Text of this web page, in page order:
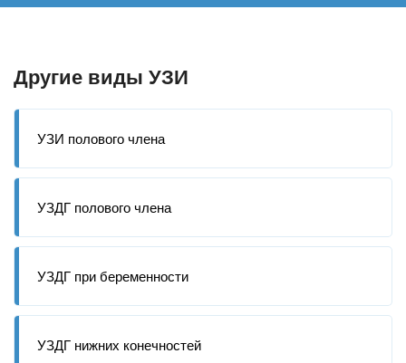
Другие виды УЗИ
УЗИ полового члена
УЗДГ полового члена
УЗДГ при беременности
УЗДГ нижних конечностей